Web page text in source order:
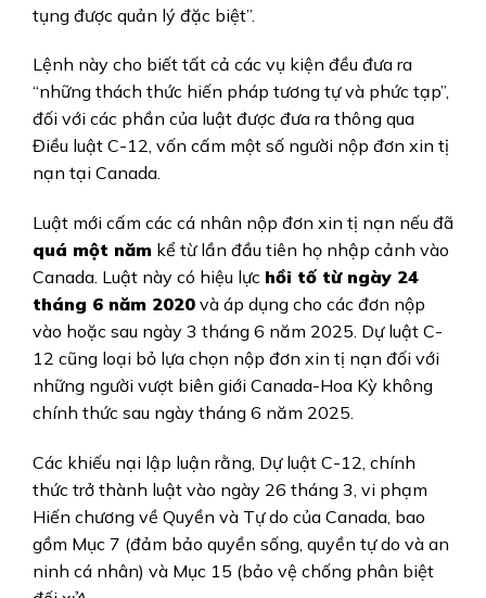
tụng được quản lý đặc biệt”.
Lệnh này cho biết tất cả các vụ kiện đều đưa ra
“những thách thức hiến pháp tương tự và phức tạp”,
đối với các phần của luật được đưa ra thông qua
Điều luật C-12, vốn cấm một số người nộp đơn xin tị
nạn tại Canada.
Luật mới cấm các cá nhân nộp đơn xin tị nạn nếu đã
quá một năm kể từ lần đầu tiên họ nhập cảnh vào
Canada. Luật này có hiệu lực hồi tố từ ngày 24
tháng 6 năm 2020 và áp dụng cho các đơn nộp
vào hoặc sau ngày 3 tháng 6 năm 2025. Dự luật C-
12 cũng loại bỏ lựa chọn nộp đơn xin tị nạn đối với
những người vượt biên giới Canada-Hoa Kỳ không
chính thức sau ngày tháng 6 năm 2025.
Các khiếu nại lập luận rằng, Dự luật C-12, chính
thức trở thành luật vào ngày 26 tháng 3, vi phạm
Hiến chương về Quyền và Tự do của Canada, bao
gồm Mục 7 (đảm bảo quyền sống, quyền tự do và an
ninh cá nhân) và Mục 15 (bảo vệ chống phân biệt